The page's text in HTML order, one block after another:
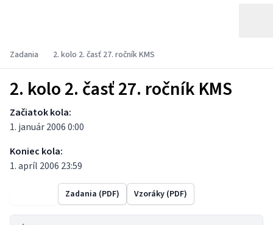
Zadania 2. kolo 2. časť 27. ročník KMS
2. kolo 2. časť 27. ročník KMS
Začiatok kola:
1. január 2006 0:00
Koniec kola:
1. apríl 2006 23:59
Zadania (PDF) Vzoráky (PDF)